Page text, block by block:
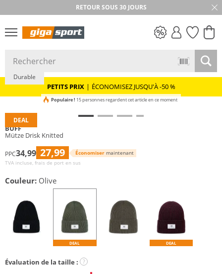
RETOUR SOUS 30 JOURS
PETITS PRIX
PETITS PRIX | ÉCONOMISEZ JUSQU'À -50 %
DEAL
Durable
Populaire ! 15 personnes regardent cet article en ce moment
BUFF
Mütze Drisk Knitted
PPC34,99 27,99 Économiser maintenant
TVA incluse, frais de port en sus
Couleur: Olive
DEAL DEAL
Évaluation de la taille : ?